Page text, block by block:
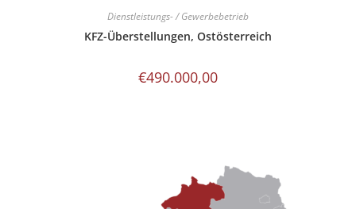
Dienstleistungs- / Gewerbebetrieb
KFZ-Überstellungen, Ostösterreich
€490.000,00